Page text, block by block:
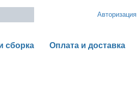
Авторизация
сборка Оплата и доставка